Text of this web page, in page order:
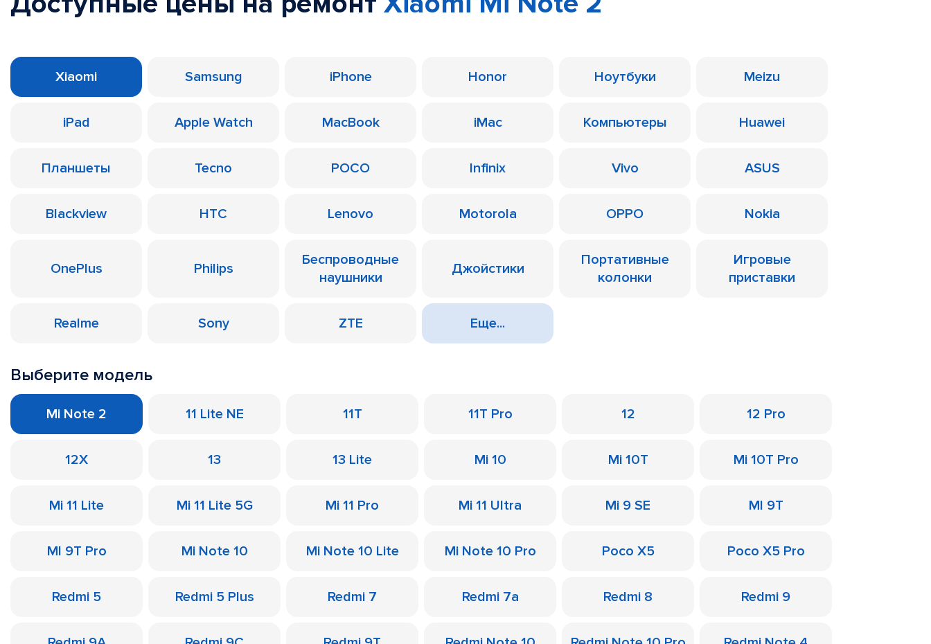
Xiaomi Samsung iPhone Honor Ноутбуки Meizu
iPad Apple Watch MacBook iMac Компьютеры Huawei
Планшеты Tecno POCO Infinix Vivo ASUS
Blackview HTC Lenovo Motorola OPPO Nokia
OnePlus Philips
Беспроводные
наушники
Джойстики
Портативные
колонки
Игровые
приставки
Realme Sony ZTE Еще...
Выберите модель
Mi Note 2 11 Lite NE 11T 11T Pro 12 12 Pro
12X 13 13 Lite Mi 10 Mi 10T Mi 10T Pro
Mi 11 Lite Mi 11 Lite 5G Mi 11 Pro Mi 11 Ultra Mi 9 SE MI 9T
MI 9T Pro Mi Note 10 Mi Note 10 Lite Mi Note 10 Pro Poco X5 Poco X5 Pro
Redmi 5 Redmi 5 Plus Redmi 7 Redmi 7a Redmi 8 Redmi 9